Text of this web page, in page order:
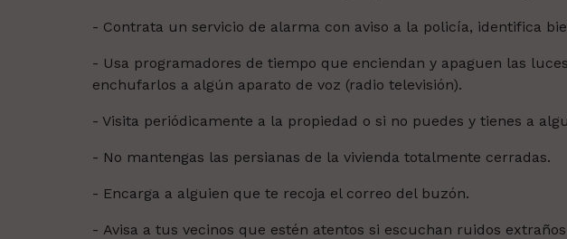
- Contrata un servicio de alarma con aviso a la policía, identifica
- Usa programadores de tiempo que enciendan y apaguen las
enchufarlos a algún aparato de voz (radio televisión).
- Visita periódicamente a la propiedad o si no puedes y tienes a
- No mantengas las persianas de la vivienda totalmente cerradas.
- Encarga a alguien que te recoja el correo del buzón.
- Avisa a tus vecinos que estén atentos si escuchan ruidos